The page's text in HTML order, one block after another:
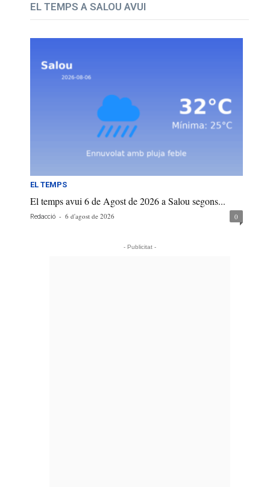
EL TEMPS A SALOU AVUI
EL TEMPS
El temps avui 6 de Agost de 2026 a Salou segons...
Redacció - 6 d'agost de 2026 0
- Publicitat -